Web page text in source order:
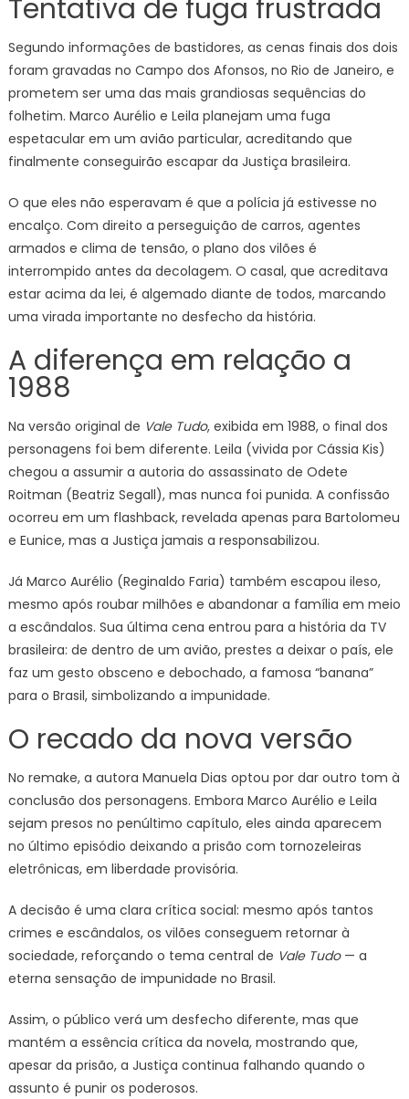
Tentativa de fuga frustrada
Segundo informações de bastidores, as cenas finais dos dois
foram gravadas no Campo dos Afonsos, no Rio de Janeiro, e
prometem ser uma das mais grandiosas sequências do
folhetim. Marco Aurélio e Leila planejam uma fuga
espetacular em um avião particular, acreditando que
finalmente conseguirão escapar da Justiça brasileira.
O que eles não esperavam é que a polícia já estivesse no
encalço. Com direito a perseguição de carros, agentes
armados e clima de tensão, o plano dos vilões é
interrompido antes da decolagem. O casal, que acreditava
estar acima da lei, é algemado diante de todos, marcando
uma virada importante no desfecho da história.
A diferença em relação a
1988
Na versão original de Vale Tudo, exibida em 1988, o final dos
personagens foi bem diferente. Leila (vivida por Cássia Kis)
chegou a assumir a autoria do assassinato de Odete
Roitman (Beatriz Segall), mas nunca foi punida. A confissão
ocorreu em um flashback, revelada apenas para Bartolomeu
e Eunice, mas a Justiça jamais a responsabilizou.
Já Marco Aurélio (Reginaldo Faria) também escapou ileso,
mesmo após roubar milhões e abandonar a família em meio
a escândalos. Sua última cena entrou para a história da TV
brasileira: de dentro de um avião, prestes a deixar o país, ele
faz um gesto obsceno e debochado, a famosa “banana”
para o Brasil, simbolizando a impunidade.
O recado da nova versão
No remake, a autora Manuela Dias optou por dar outro tom à
conclusão dos personagens. Embora Marco Aurélio e Leila
sejam presos no penúltimo capítulo, eles ainda aparecem
no último episódio deixando a prisão com tornozeleiras
eletrônicas, em liberdade provisória.
A decisão é uma clara crítica social: mesmo após tantos
crimes e escândalos, os vilões conseguem retornar à
sociedade, reforçando o tema central de Vale Tudo— a
eterna sensação de impunidade no Brasil.
Assim, o público verá um desfecho diferente, mas que
mantém a essência crítica da novela, mostrando que,
apesar da prisão, a Justiça continua falhando quando o
assunto é punir os poderosos.